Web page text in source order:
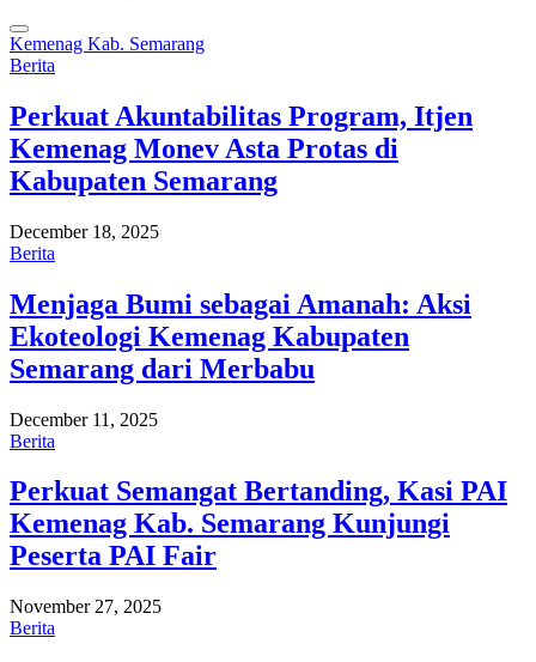
Kemenag Kab. Semarang
Berita
Perkuat Akuntabilitas Program, Itjen
Kemenag Monev Asta Protas di
Kabupaten Semarang
December 18, 2025
Berita
Menjaga Bumi sebagai Amanah: Aksi
Ekoteologi Kemenag Kabupaten
Semarang dari Merbabu
December 11, 2025
Berita
Perkuat Semangat Bertanding, Kasi PAI
Kemenag Kab. Semarang Kunjungi
Peserta PAI Fair
November 27, 2025
Berita